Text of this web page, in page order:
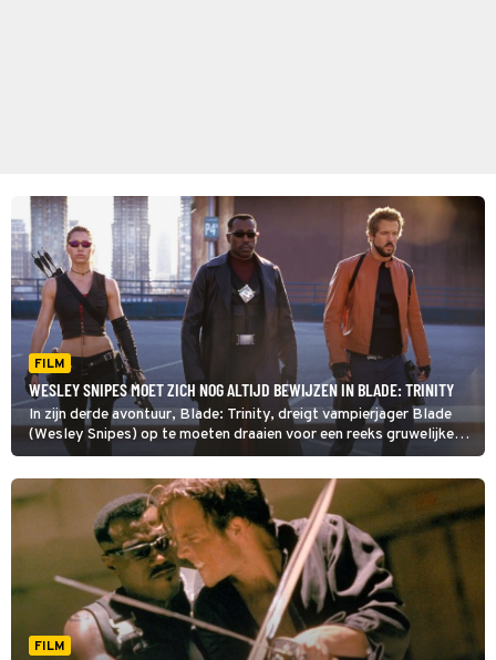
FILM
WESLEY SNIPES MOET ZICH NOG ALTIJD BEWIJZEN IN BLADE: TRINITY
In zijn derde avontuur, Blade: Trinity, dreigt vampierjager Blade
(Wesley Snipes) op te moeten draaien voor een reeks gruwelijke
moorden. In de tussentijd moet hij ook voorkomen dat de
vampieren het menselijk ras uitroeien.
FILM